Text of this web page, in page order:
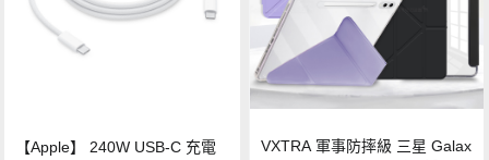
【Apple】 240W USB-C 充電
VXTRA 軍事防摔級 三星 Galax